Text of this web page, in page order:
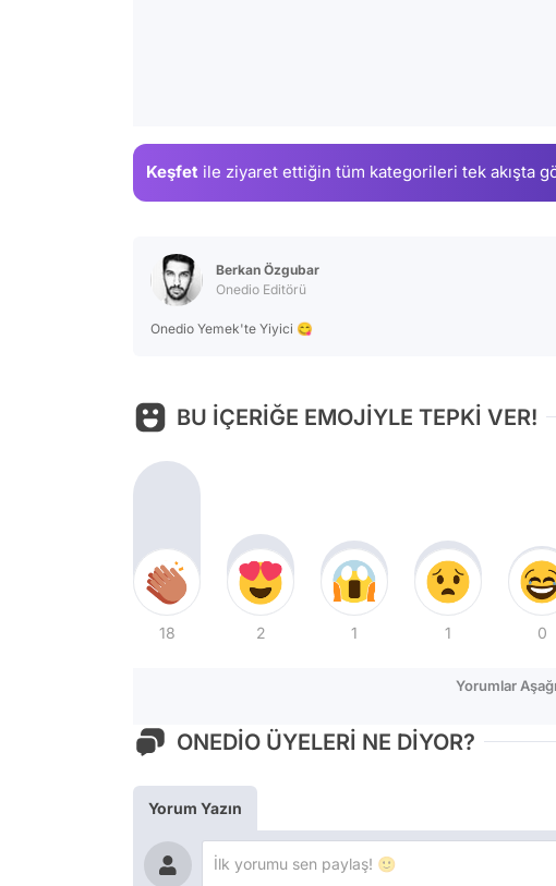
Keşfet ile ziyaret ettiğin tüm kategorileri tek akışta
Berkan Özgubar
Onedio Editörü
Onedio Yemek'te Yiyici 😋
BU İÇERİĞE EMOJİYLE TEPKİ VER!
18 2 1 1 0
Yorumlar
ONEDİO ÜYELERİ NE DİYOR?
Yorum Yazın